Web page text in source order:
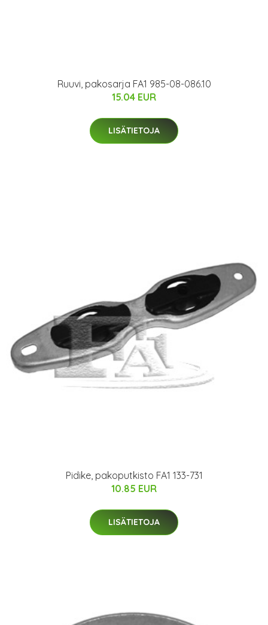
Ruuvi, pakosarja FA1 985-08-086.10
15.04 EUR
LISÄTIETOJA
Pidike, pakoputkisto FA1 133-731
10.85 EUR
LISÄTIETOJA